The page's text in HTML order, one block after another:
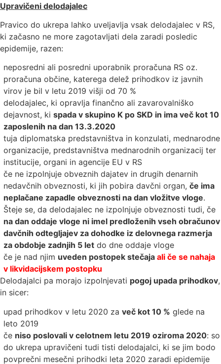
Upravičeni delodajalec
Pravico do ukrepa lahko uveljavlja vsak delodajalec v RS,
ki začasno ne more zagotavljati dela zaradi posledic
epidemije, razen:
neposredni ali posredni uporabnik proračuna RS oz.
proračuna občine, katerega delež prihodkov iz javnih
virov je bil v letu 2019 višji od 70 %
delodajalec, ki opravlja finančno ali zavarovalniško
dejavnost, ki spada v skupino K po SKD in ima več kot 10
zaposlenih na dan 13.3.2020
tuja diplomatska predstavništva in konzulati, mednarodne
organizacije, predstavništva mednarodnih organizacij ter
institucije, organi in agencije EU v RS
če ne izpolnjuje obveznih dajatev in drugih denarnih
nedavčnih obveznosti, ki jih pobira davčni organ, če ima
neplačane zapadle obveznosti na dan vložitve vloge.
Šteje se, da delodajalec ne izpolnjuje obveznosti tudi, če
na dan oddaje vloge ni imel predloženih vseh obračunov
davčnih odtegljajev za dohodke iz delovnega razmerja
za obdobje zadnjih 5 let do dne oddaje vloge
če je nad njim uveden postopek stečaja ali če se nahaja
v likvidacijskem postopku
Delodajalci pa morajo izpolnjevati pogoj upada prihodkov,
in sicer:
upad prihodkov v letu 2020 za več kot 10 % glede na
leto 2019
če niso poslovali v celotnem letu 2019 oziroma 2020: so
do ukrepa upravičeni tudi tisti delodajalci, ki se jim bodo
povprečni mesečni prihodki leta 2020 zaradi epidemije